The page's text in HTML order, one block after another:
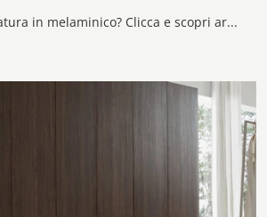
Cerchi un'armadiatura in melaminico? Clicca e scopri armadi a muro con ante scorrevoli di Maronese.